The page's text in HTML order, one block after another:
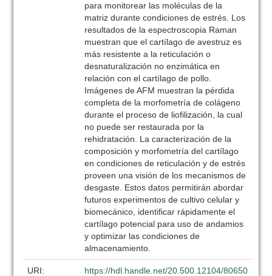
para monitorear las moléculas de la
matriz durante condiciones de estrés. Los
resultados de la espectroscopia Raman
muestran que el cartílago de avestruz es
más resistente a la reticulación o
desnaturalización no enzimática en
relación con el cartílago de pollo.
Imágenes de AFM muestran la pérdida
completa de la morfometría de colágeno
durante el proceso de liofilización, la cual
no puede ser restaurada por la
rehidratación. La caracterización de la
composición y morfometría del cartílago
en condiciones de reticulación y de estrés
proveen una visión de los mecanismos de
desgaste. Estos datos permitirán abordar
futuros experimentos de cultivo celular y
biomecánico, identificar rápidamente el
cartílago potencial para uso de andamios
y optimizar las condiciones de
almacenamiento.
URI:
https://hdl.handle.net/20.500.12104/80650